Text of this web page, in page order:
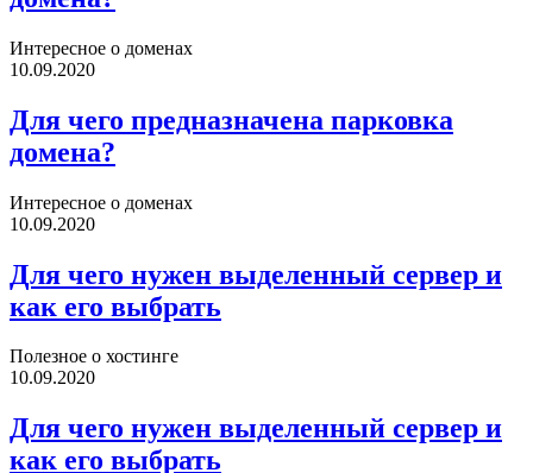
Интересное о доменах
10.09.2020
Для чего предназначена парковка
домена?
Интересное о доменах
10.09.2020
Для чего нужен выделенный сервер и
как его выбрать
Полезное о хостинге
10.09.2020
Для чего нужен выделенный сервер и
как его выбрать